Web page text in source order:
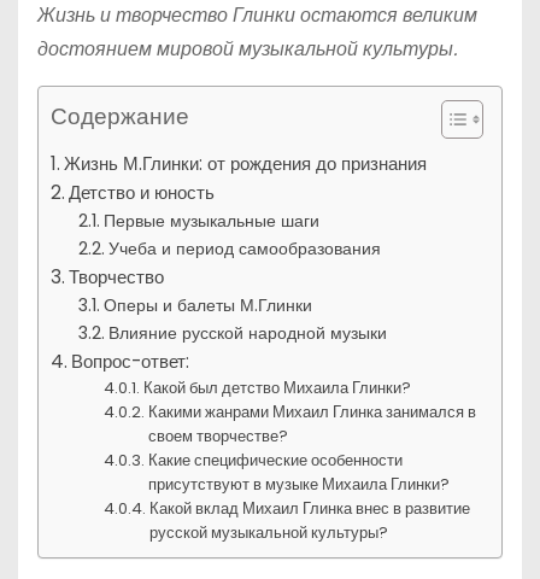
Жизнь и творчество Глинки остаются великим
достоянием мировой музыкальной культуры.
Содержание
Жизнь М.Глинки: от рождения до признания
Детство и юность
Первые музыкальные шаги
Учеба и период самообразования
Творчество
Оперы и балеты М.Глинки
Влияние русской народной музыки
Вопрос-ответ:
Какой был детство Михаила Глинки?
Какими жанрами Михаил Глинка занимался в
своем творчестве?
Какие специфические особенности
присутствуют в музыке Михаила Глинки?
Какой вклад Михаил Глинка внес в развитие
русской музыкальной культуры?